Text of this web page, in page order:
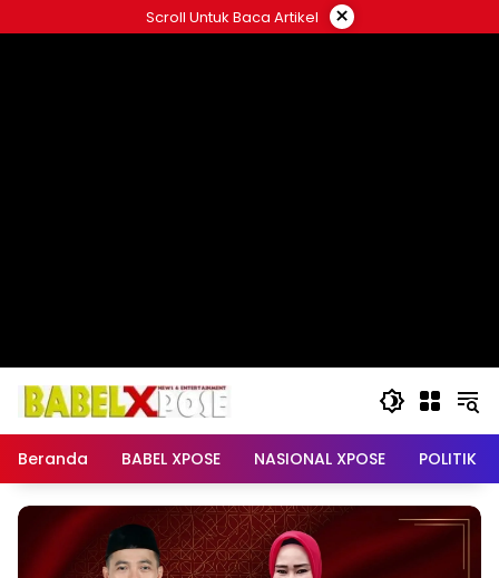
ke
Scroll Untuk Baca Artikel ×
Beranda BABEL XPOSE NASIONAL XPOSE POLITIK